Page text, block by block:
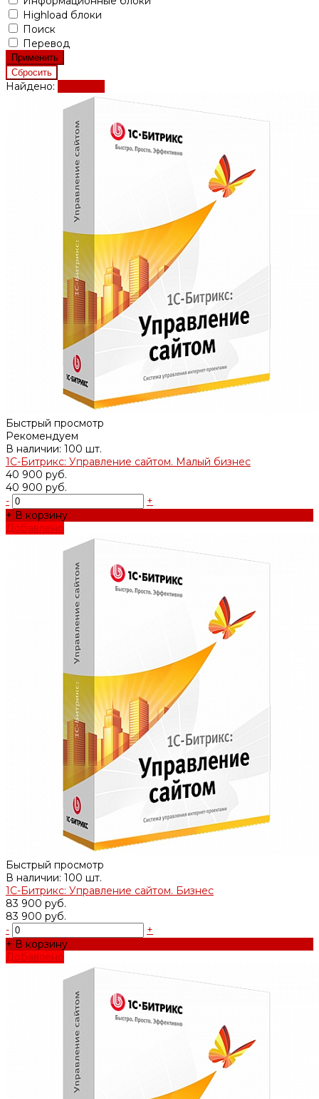
Highload блоки
Поиск
Перевод
Найдено:
Быстрый просмотр
Рекомендуем
В наличии: 100 шт.
1С-Битрикс: Управление сайтом. Малый бизнес
40 900 руб.
40 900 руб.
-
+
+ В корзину
Добавлено
Быстрый просмотр
В наличии: 100 шт.
1С-Битрикс: Управление сайтом. Бизнес
83 900 руб.
83 900 руб.
-
+
+ В корзину
Добавлено